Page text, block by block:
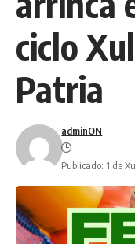
ciclo
Patria
adminON
Publicado: 1 de